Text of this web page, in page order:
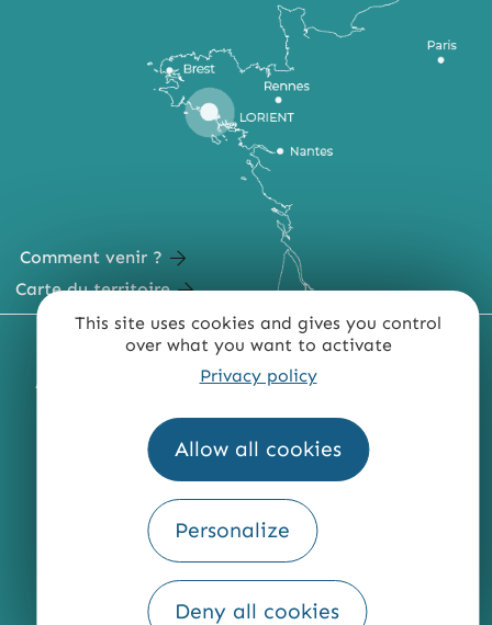
This site uses cookies and gives you control
over what you want to activate
Privacy policy
Allow all cookies
Personalize
Deny all cookies
Comment venir ?
Carte du territoire
MENTIONS LÉGALES PLAN DU SITE
ACCESSIBILITÉ : NON CONFORME
QUI SOMMES-NOUS ?
Fourni par